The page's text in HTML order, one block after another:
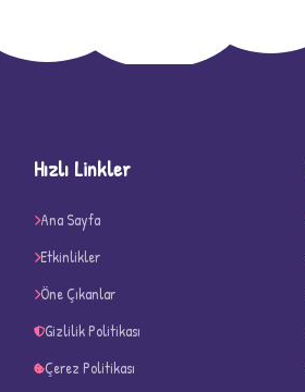
Hızlı Linkler
Ana Sayfa
Etkinlikler
Öne Çıkanlar
Gizlilik Politikası
Çerez Politikası